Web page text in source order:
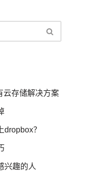
云存储解决方案
？
兴趣的人